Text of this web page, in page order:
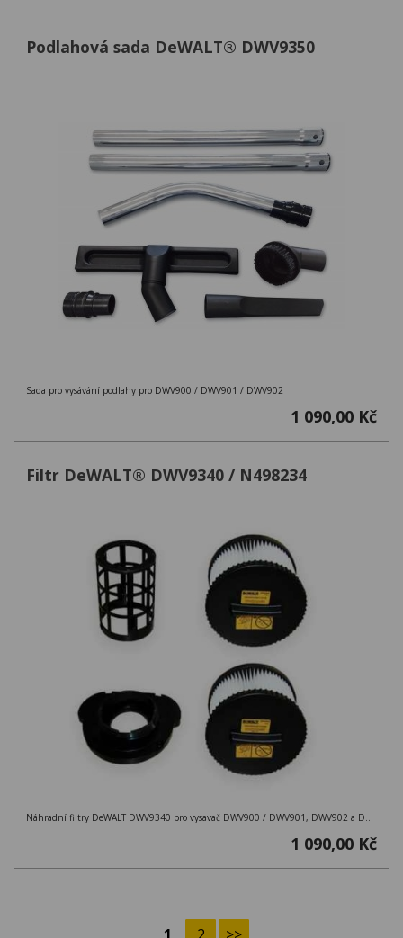
Podlahová sada DeWALT® DWV9350
Sada pro vysávání podlahy pro DWV900 / DWV901 / DWV902
1 090,00 Kč
Filtr DeWALT® DWV9340 / N498234
Náhradní filtry DeWALT DWV9340 pro vysavač DWV900 / DWV901, DWV902 a DWV905M
1 090,00 Kč